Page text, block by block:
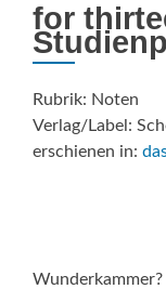
for
Rubrik: Noten
Verlag/Label:
erschienen in: